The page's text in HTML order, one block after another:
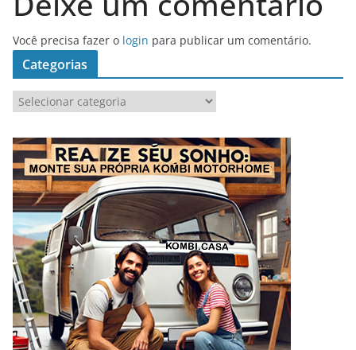
Você precisa fazer o login para publicar um comentário.
Categorias
a
e
g
o
r
a
s